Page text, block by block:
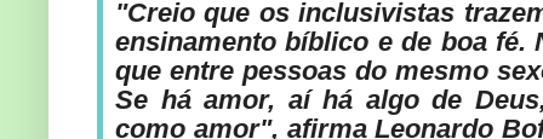
"Creio que os inclusivistas
ensinamento bíblico e de boa fé.
que entre pessoas do mesmo
Se há amor, aí há algo de
como amor", afirma Leonardo